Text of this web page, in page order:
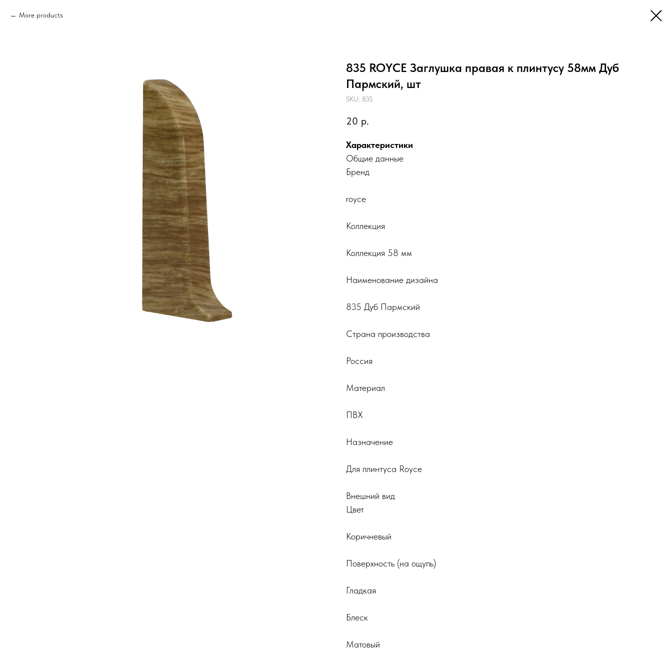
More products
835 ROYCE Заглушка правая к плинтусу 58мм Дуб
Пармский, шт
SKU: 835
20 р.
Характеристики
Общие данные
Бренд
royce
Коллекция
Коллекция 58 мм
Наименование дизайна
835 Дуб Пармский
Страна производства
Россия
Материал
ПВХ
Назначение
Для плинтуса Royce
Внешний вид
Цвет
Коричневый
Поверхность (на ощупь)
Гладкая
Блеск
Матовый